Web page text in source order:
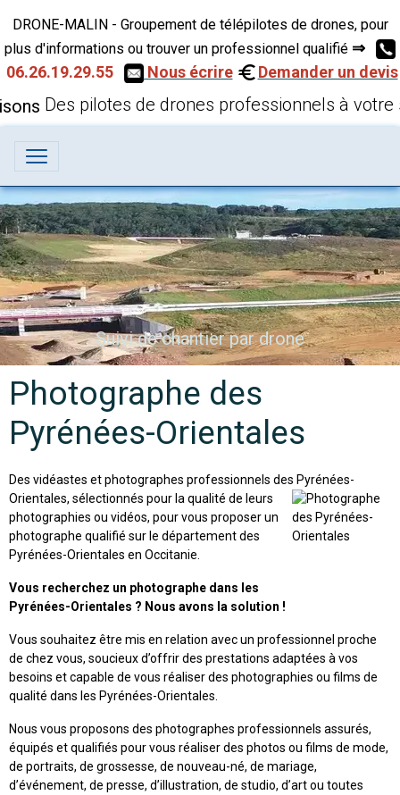
DRONE-MALIN - Groupement de télépilotes de drones, pour
plus d'informations ou trouver un professionnel qualifié ⇒
06.26.19.29.55
Nous écrire Demander un devis
Des pilotes de drones professionnels à votre
Suivi de chantier par drone
Photographe des
Pyrénées-Orientales
Des vidéastes et photographes professionnels des Pyrénées-
Orientales, sélectionnés pour la qualité de leurs
photographies ou vidéos, pour vous proposer un
photographe qualifié sur le département des
Pyrénées-Orientales en Occitanie.
Vous recherchez un photographe dans les
Pyrénées-Orientales ? Nous avons la solution !
Vous souhaitez être mis en relation avec un professionnel proche
de chez vous, soucieux d’offrir des prestations adaptées à vos
besoins et capable de vous réaliser des photographies ou films de
qualité dans les Pyrénées-Orientales.
Nous vous proposons des photographes professionnels assurés,
équipés et qualifiés pour vous réaliser des photos ou films de mode,
de portraits, de grossesse, de nouveau-né, de mariage,
d’événement, de presse, d’illustration, de studio, d’art ou toutes